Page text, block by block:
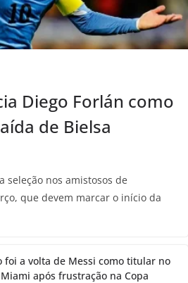
Diego Forlán como
de Bielsa
seleção nos amistosos de
que devem marcar o início da
foi a volta de Messi como titular no
após frustração na Copa